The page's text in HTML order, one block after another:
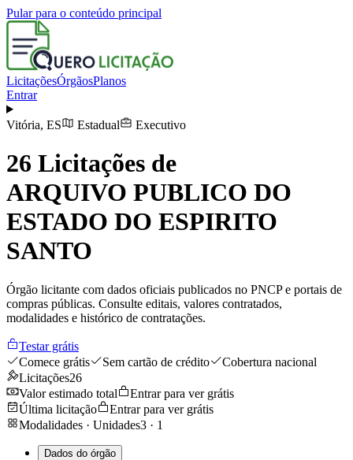
Pular para o conteúdo principal
LicitaçõesÓrgãosPlanos
Entrar
Vitória, ES Estadual Executivo
26 Licitações de
ARQUIVO PUBLICO DO
ESTADO DO ESPIRITO
SANTO
Órgão licitante com dados oficiais publicados no PNCP e portais de
compras públicas. Consulte editais, valores contratados,
modalidades e histórico de contratações.
Testar grátis
Comece grátis
Sem cartão de crédito
Cobertura nacional
Licitações26
Valor estimado total
Entrar para ver grátis
Última licitação
Entrar para ver grátis
Modalidades · Unidades3 · 1
Dados do órgão